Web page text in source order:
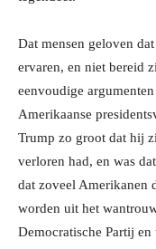
Dat mensen geloven
ervaren, en niet bereid
eenvoudige
Amerikaanse
Trump zo groot dat hij
verloren had, en was
dat zoveel Amerikanen
worden uit het
Democratische Partij en